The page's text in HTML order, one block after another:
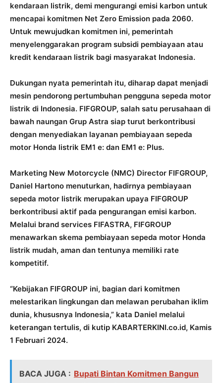
kendaraan listrik, demi mengurangi emisi karbon untuk
mencapai komitmen Net Zero Emission pada 2060.
Untuk mewujudkan komitmen ini, pemerintah
menyelenggarakan program subsidi pembiayaan atau
kredit kendaraan listrik bagi masyarakat Indonesia.
Dukungan nyata pemerintah itu, diharap dapat menjadi
mesin pendorong pertumbuhan pengguna sepeda motor
listrik di Indonesia. FIFGROUP, salah satu perusahaan di
bawah naungan Grup Astra siap turut berkontribusi
dengan menyediakan layanan pembiayaan sepeda
motor Honda listrik EM1 e: dan EM1 e: Plus.
Marketing New Motorcycle (NMC) Director FIFGROUP,
Daniel Hartono menuturkan, hadirnya pembiayaan
sepeda motor listrik merupakan upaya FIFGROUP
berkontribusi aktif pada pengurangan emisi karbon.
Melalui brand services FIFASTRA, FIFGROUP
menawarkan skema pembiayaan sepeda motor Honda
listrik mudah, aman dan tentunya memiliki rate
kompetitif.
“Kebijakan FIFGROUP ini, bagian dari komitmen
melestarikan lingkungan dan melawan perubahan iklim
dunia, khususnya Indonesia,” kata Daniel melalui
keterangan tertulis, di kutip KABARTERKINI.co.id, Kamis
1 Februari 2024.
BACA JUGA : Bupati Bintan Komitmen Bangun